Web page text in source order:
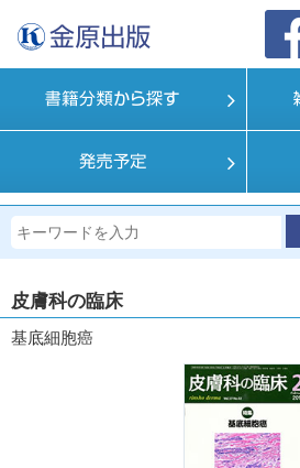
皮膚科の臨床
基底細胞癌